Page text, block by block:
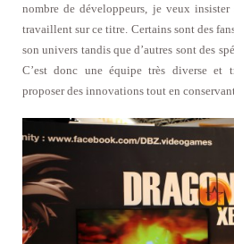
nombre de développeurs, je veux
travaillent sur ce titre. Certains sont des
son univers tandis que d’autres sont des
C’est donc une équipe très diverse et
proposer des innovations tout en